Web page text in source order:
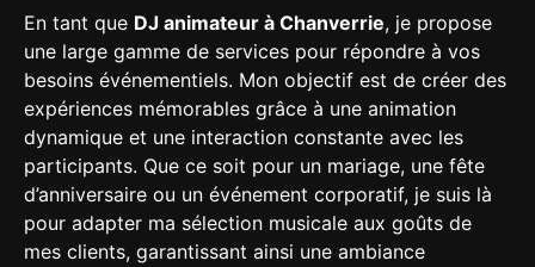
En tant que DJ animateur à Chanverrie, je propose
une large gamme de services pour répondre à vos
besoins événementiels. Mon objectif est de créer des
expériences mémorables grâce à une animation
dynamique et une interaction constante avec les
participants. Que ce soit pour un mariage, une fête
d’anniversaire ou un événement corporatif, je suis là
pour adapter ma sélection musicale aux goûts de
mes clients, garantissant ainsi une ambiance